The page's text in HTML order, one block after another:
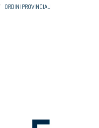
ORDINI PROVINCIALI